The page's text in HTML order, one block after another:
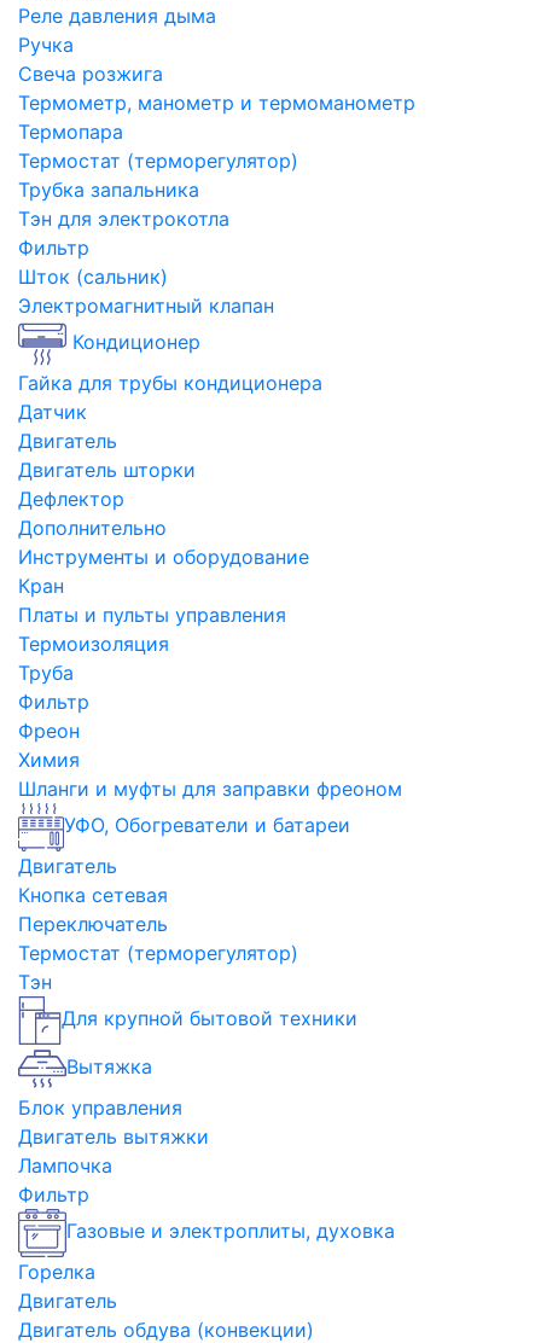
Реле давления дыма
Ручка
Свеча розжига
Термометр, манометр и термоманометр
Термопара
Термостат (терморегулятор)
Трубка запальника
Тэн для электрокотла
Фильтр
Шток (сальник)
Электромагнитный клапан
Кондиционер
Гайка для трубы кондиционера
Датчик
Двигатель
Двигатель шторки
Дефлектор
Дополнительно
Инструменты и оборудование
Кран
Платы и пульты управления
Термоизоляция
Труба
Фильтр
Фреон
Химия
Шланги и муфты для заправки фреоном
УФО, Обогреватели и батареи
Двигатель
Кнопка сетевая
Переключатель
Термостат (терморегулятор)
Тэн
Для крупной бытовой техники
Вытяжка
Блок управления
Двигатель вытяжки
Лампочка
Фильтр
Газовые и электроплиты, духовка
Горелка
Двигатель
Двигатель обдува (конвекции)